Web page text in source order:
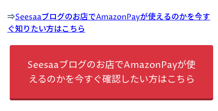
⇒Seesaaブログのお店でAmazonPayが使えるのかを今す
ぐ知りたい方はこちら
Seesaaブログのお店でAmazonPayが使
えるのかを今すぐ確認したい方はこちら